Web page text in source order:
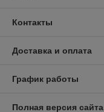
Контакты
Доставка и оплата
График работы
Полная версия сайта